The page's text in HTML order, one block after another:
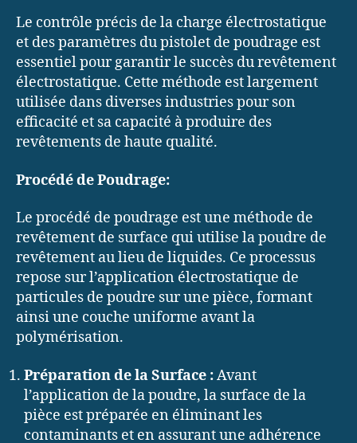
Le contrôle précis de la charge électrostatique
et des paramètres du pistolet de poudrage est
essentiel pour garantir le succès du revêtement
électrostatique. Cette méthode est largement
utilisée dans diverses industries pour son
efficacité et sa capacité à produire des
revêtements de haute qualité.
Procédé de Poudrage:
Le procédé de poudrage est une méthode de
revêtement de surface qui utilise la poudre de
revêtement au lieu de liquides. Ce processus
repose sur l’application électrostatique de
particules de poudre sur une pièce, formant
ainsi une couche uniforme avant la
polymérisation.
Préparation de la Surface :Avant
l’application de la poudre, la surface de la
pièce est préparée en éliminant les
contaminants et en assurant une adhérence